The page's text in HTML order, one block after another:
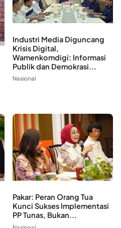
Industri Media Diguncang
Krisis Digital,
Wamenkomdigi: Informasi
Publik dan Demokrasi...
Nasional
Pakar: Peran Orang Tua
Kunci Sukses Implementasi
PP Tunas, Bukan...